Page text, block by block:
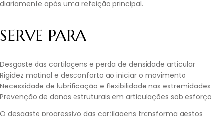
diariamente após uma refeição principal.
SERVE PARA
Desgaste das cartilagens e perda de densidade articular
Rigidez matinal e desconforto ao iniciar o movimento
Necessidade de lubrificação e flexibilidade nas extremidades
Prevenção de danos estruturais em articulações sob esforço
O desgaste progressivo das cartilagens transforma gestos